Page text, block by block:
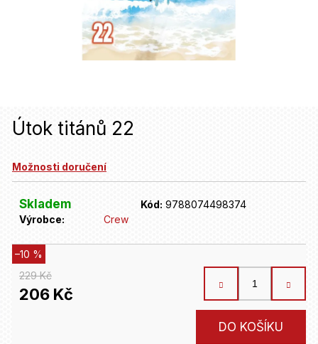
Útok titánů 22
Možnosti doručení
Skladem Kód: 9788074498374
Výrobce:
Crew
229 Kč
–10 %
206 Kč
DO KOŠÍKU
n
j
?
HLEDAT